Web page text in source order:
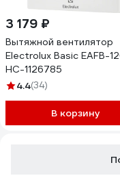
3 179 ₽
Вытяжной вентилятор
Electrolux Basic EAFB-
НС-1126785
4.4(34)
В корзину